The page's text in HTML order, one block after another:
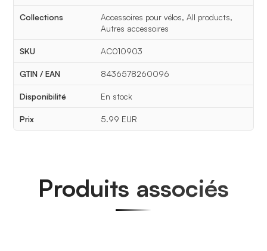
Collections
Accessoires pour vélos, All products,
Autres accessoires
SKU AC010903
GTIN / EAN 8436578260096
Disponibilité En stock
Prix 5.99 EUR
Produits associés